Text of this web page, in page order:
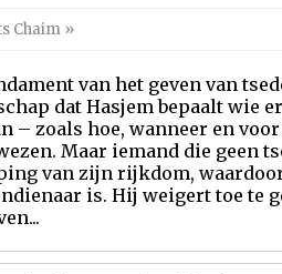
Chaim »
van het geven van
dat Hasjem bepaalt wie
– zoals hoe, wanneer en
Maar iemand die geen
van zijn rijkdom,
is. Hij weigert toe te